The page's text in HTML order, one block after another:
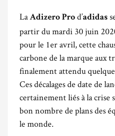
LaAdizero Pro d’adidas
partir du mardi 30 juin
pour le 1er avril, cette
carbone de la marque aux
finalement attendu
Ces décalages de date de
certainement liés à la crise
bon nombre de plans des
le monde.